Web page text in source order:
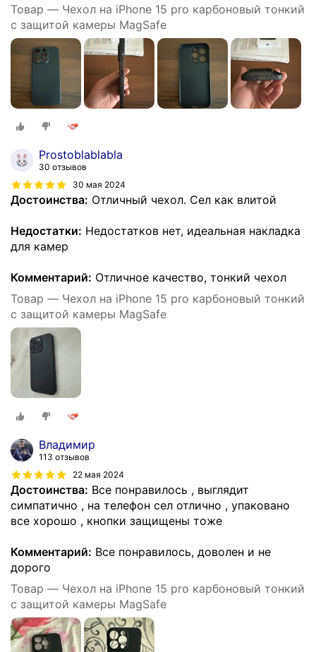
Товар — Чехол на iPhone 15 pro карбоновый тонкий
с защитой камеры MagSafe
Prostoblablabla
30 отзывов
30 мая 2024
Достоинства: Отличный чехол. Сел как влитой
Недостатки: Недостатков нет, идеальная накладка
для камер
Комментарий: Отличное качество, тонкий чехол
Товар — Чехол на iPhone 15 pro карбоновый тонкий
с защитой камеры MagSafe
Владимир
113 отзывов
22 мая 2024
Достоинства: Все понравилось , выглядит
симпатично , на телефон сел отлично , упаковано
все хорошо , кнопки защищены тоже
Комментарий: Все понравилось, доволен и не
дорого
Товар — Чехол на iPhone 15 pro карбоновый тонкий
с защитой камеры MagSafe